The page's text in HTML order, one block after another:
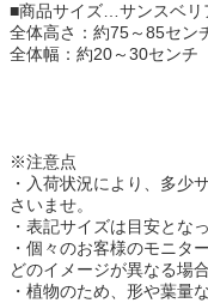
■商品サイズ…サンスベリ
全体高さ：約75～85セン
全体幅：約20～30センチ
※注意点
・入荷状況により、多少
さいませ。
・表記サイズは目安とな
・個々のお客様のモニタ
どのイメージが異なる場
・植物のため、形や葉量